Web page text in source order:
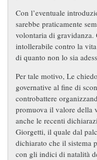
Con l’eventuale
sarebbe praticamente
volontaria di gravidanza.
intollerabile contro la
di quanto non lo sia
Per tale motivo, Le
governative al fine di
controbattere
promuova il valore della
anche le recenti
Giorgetti, il quale dal
dichiarato che il sistema
con gli indici di natalità